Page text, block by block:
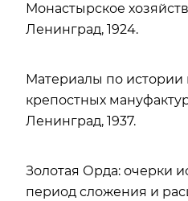
Монастырское
Ленинград, 1924.
Материалы по истории
крепостных
Ленинград, 1937.
Золотая Орда: очерки
период сложения и